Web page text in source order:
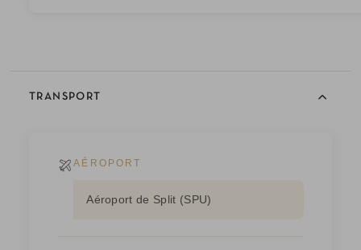
TRANSPORT
AÉROPORT
Aéroport de Split (SPU)